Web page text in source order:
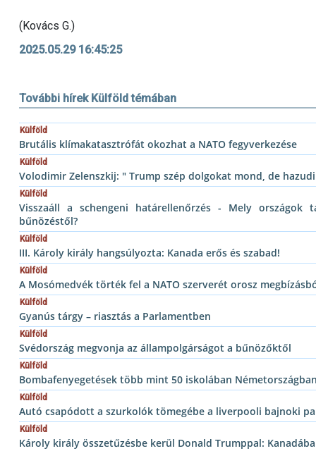
(Kovács G.)
2025.05.29 16:45:25
További hírek Külföld témában
Külföld
Brutális klímakatasztrófát okozhat a NATO fegyverkezése
Külföld
Volodimir Zelenszkij: " Trump szép dolgokat mond, de
Külföld
Visszaáll a schengeni határellenőrzés - Mely
bűnözéstől?
Külföld
III. Károly király hangsúlyozta: Kanada erős és szabad!
Külföld
A Mosómedvék törték fel a NATO szerverét orosz
Külföld
Gyanús tárgy – riasztás a Parlamentben
Külföld
Svédország megvonja az állampolgárságot a bűnözőktől
Külföld
Bombafenyegetések több mint 50 iskolában
Külföld
Autó csapódott a szurkolók tömegébe a liverpooli bajnoki
Külföld
Károly király összetűzésbe kerül Donald Trumppal: